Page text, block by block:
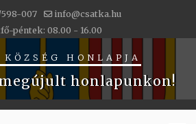
007
info@csatka.hu
péntek: 08.00 - 16.00
KÖZSÉG HONLAPJA
honlapunkon!